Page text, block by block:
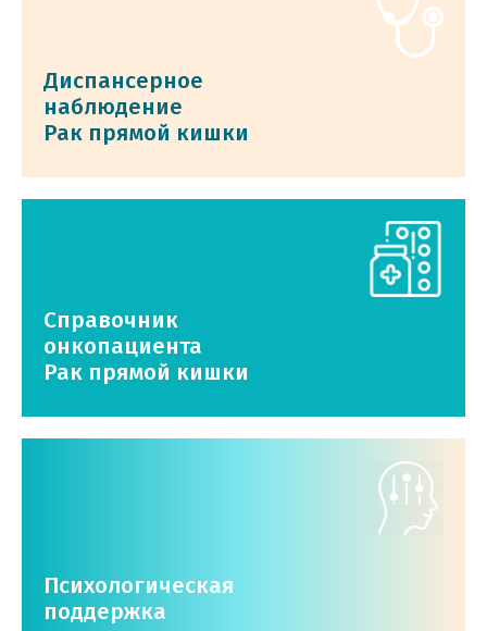
Диспансерное
наблюдение
Рак прямой кишки
Справочник
онкопациента
Рак прямой кишки
Психологическая
поддержка